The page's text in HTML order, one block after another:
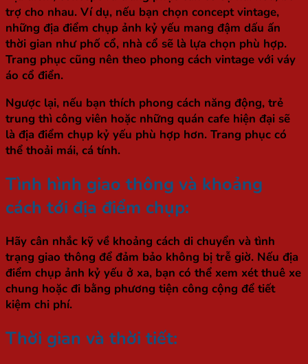
trợ cho nhau. Ví dụ, nếu bạn chọn concept vintage,
những địa điểm chụp ảnh kỷ yếu mang đậm dấu ấn
thời gian như phố cổ, nhà cổ sẽ là lựa chọn phù hợp.
Trang phục cũng nên theo phong cách vintage với váy
áo cổ điển.
Ngược lại, nếu bạn thích phong cách năng động, trẻ
trung thì công viên hoặc những quán cafe hiện đại sẽ
là địa điểm chụp kỷ yếu phù hợp hơn. Trang phục có
thể thoải mái, cá tính.
Tình hình giao thông và khoảng
cách tới địa điểm chụp:
Hãy cân nhắc kỹ về khoảng cách di chuyển và tình
trạng giao thông để đảm bảo không bị trễ giờ. Nếu địa
điểm chụp ảnh kỷ yếu ở xa, bạn có thể xem xét thuê xe
chung hoặc đi bằng phương tiện công cộng để tiết
kiệm chi phí.
Thời gian và thời tiết: